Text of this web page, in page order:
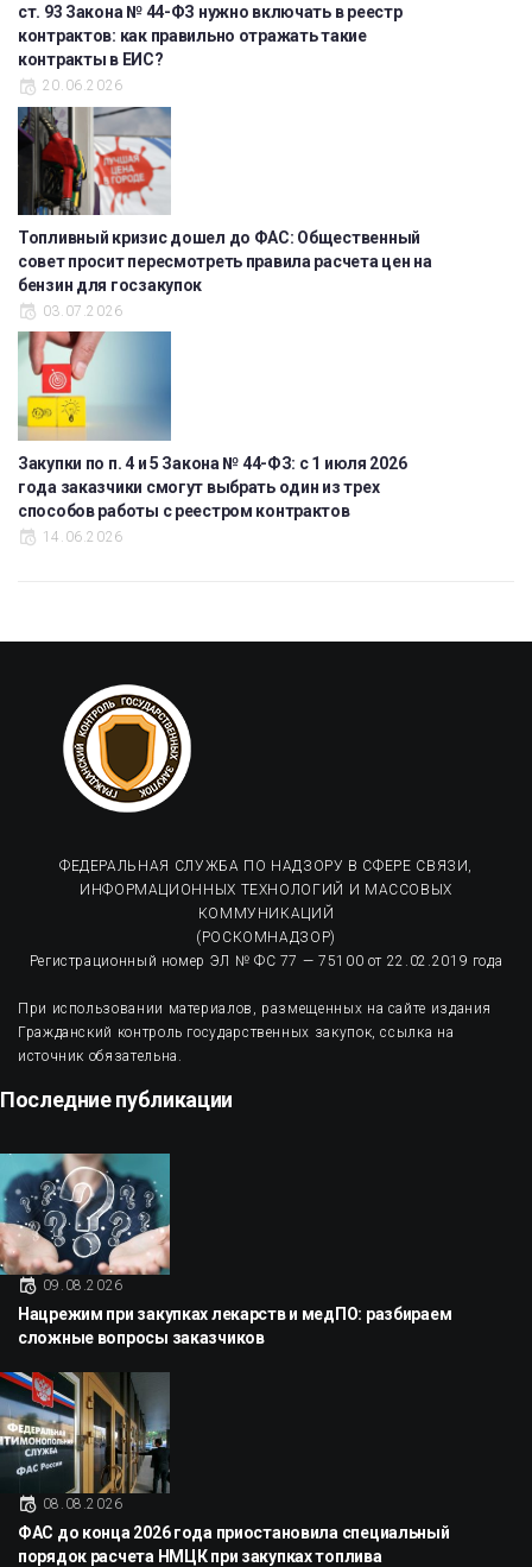
ст. 93 Закона № 44-ФЗ нужно включать в реестр
контрактов: как правильно отражать такие
контракты в ЕИС?
20.06.2026
Топливный кризис дошел до ФАС: Общественный
совет просит пересмотреть правила расчета цен на
бензин для госзакупок
03.07.2026
Закупки по п. 4 и 5 Закона № 44-ФЗ: с 1 июля 2026
года заказчики смогут выбрать один из трех
способов работы с реестром контрактов
14.06.2026
ФЕДЕРАЛЬНАЯ СЛУЖБА ПО НАДЗОРУ В СФЕРЕ СВЯЗИ,
ИНФОРМАЦИОННЫХ ТЕХНОЛОГИЙ И МАССОВЫХ
КОММУНИКАЦИЙ
(РОСКОМНАДЗОР)
Регистрационный номер ЭЛ № ФС 77 — 75100 от 22.02.2019 года
При использовании материалов, размещенных на сайте издания
Гражданский контроль государственных закупок, ссылка на
источник обязательна.
Последние публикации
09.08.2026
Нацрежим при закупках лекарств и медПО: разбираем
сложные вопросы заказчиков
08.08.2026
ФАС до конца 2026 года приостановила специальный
порядок расчета НМЦК при закупках топлива